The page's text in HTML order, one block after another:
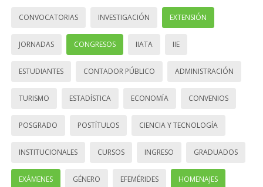
CONVOCATORIAS INVESTIGACIÓN EXTENSIÓN
JORNADAS CONGRESOS IIATA IIE
ESTUDIANTES CONTADOR PÚBLICO ADMINISTRACIÓN
TURISMO ESTADÍSTICA ECONOMÍA CONVENIOS
POSGRADO POSTÍTULOS CIENCIA Y TECNOLOGÍA
INSTITUCIONALES CURSOS INGRESO GRADUADOS
EXÁMENES GÉNERO EFEMÉRIDES HOMENAJES